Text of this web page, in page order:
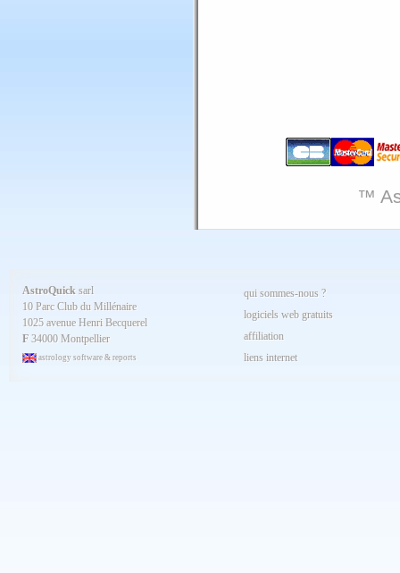
™
AstroQuick sarl
10 Parc Club du Millénaire
1025 avenue Henri Becquerel
F 34000 Montpellier
astrology software & reports
qui sommes-nous ?
logiciels web gratuits
affiliation
liens internet